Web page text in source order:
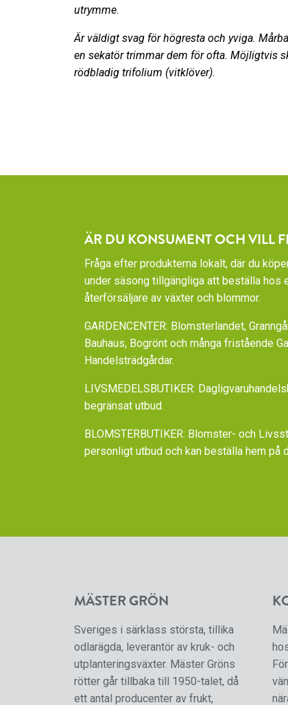
utrymme.
Är väldigt svag för högresta och yviga.
en sekatör trimmar dem för ofta. Möjligtvis
rödbladig trifolium (vitklöver).
ÄR DU KONSUMENT OCH VILL
Fråga efter produkterna lokalt, där du
under säsong tillgängliga att beställa hos
återförsäljare av växter och blommor.
GARDENCENTER: Blomsterlandet,
Bauhaus, Bogrönt och många fristående
Handelsträdgårdar.
LIVSMEDELSBUTIKER:
begränsat utbud.
BLOMSTERBUTIKER: Blomster- och
personligt utbud och kan beställa hem på
MÄSTER GRÖN
Sveriges i särklass största, tillika
odlarägda, leverantör av kruk- och
utplanteringsväxter. Mäster Gröns
rötter går tillbaka till 1950-talet, då
ett antal producenter av frukt,